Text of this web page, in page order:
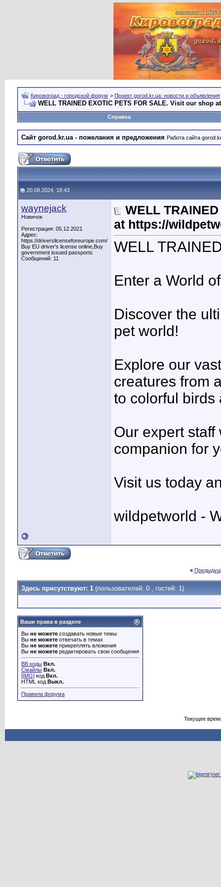
Кировоград - городской форум > Проект gorod.kr.ua: новости и объявления
WELL TRAINED EXOTIC PETS FOR SALE. Visit our shop
Справка
Сайт gorod.kr.ua - пожелания и предложения Работа сайта
20.08.2024, 18:43
waynejack
Новичок
Регистрация: 05.12.2021
Адрес:
https://driverslicenseforeurope.com/
Buy EU driver's license online,Buy
government issued passports
Сообщений: 11
WELL
at https://
WELL
Enter a World
Discover the
pet world!
Explore our
creatures from
to colorful birds
Our expert
companion for
Visit us today
wildpetworld -
«
Здесь присутствуют: 1 (пользователей: 0 , гостей: 1)
Ваши права в разделе
Вы не можете создавать новые темы
Вы не можете отвечать в темах
Вы не можете прикреплять вложения
Вы не можете редактировать свои сообщения
BB коды Вкл.
Смайлы Вкл.
[IMG] код Вкл.
HTML код Выкл.
Правила форума
Текущее